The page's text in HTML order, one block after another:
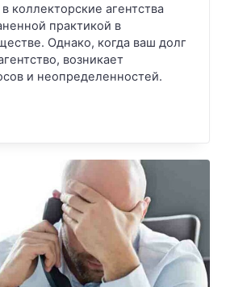
коллекторские агентства
практикой в
Однако, когда ваш долг
возникает
и неопределенностей.